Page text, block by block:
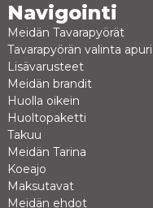
Navigointi
Meidän Tavarapyörät
Tavarapyörän valinta apuri
Lisävarusteet
Meidän brandit
Huolla oikein
Huoltopaketti
Takuu
Meidän Tarina
Koeajo
Maksutavat
Meidän ehdot